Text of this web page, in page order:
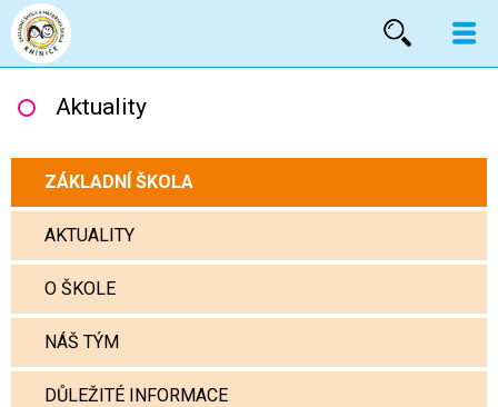
Aktuality
ZÁKLADNÍ ŠKOLA
AKTUALITY
O ŠKOLE
NÁŠ TÝM
DŮLEŽITÉ INFORMACE